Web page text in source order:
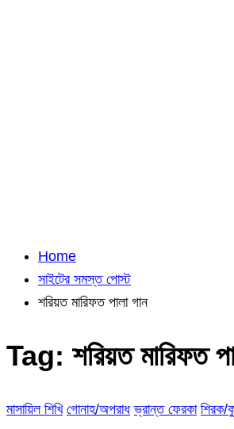
Home
সাইটের সমস্ত পোস্ট
শরিয়ত মারিফত পালা গান
Tag: শরিয়ত মারিফত
মাসায়িল শিখি গোনাহ/অপরাধ ভ্রান্ত ফেরকা শিরক/